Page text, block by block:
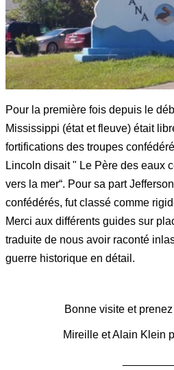
Pour la première fois depuis le
Mississippi (état et fleuve) était
fortifications des troupes
Lincoln disait " Le Père des eaux
vers la mer“. Pour sa part
confédérés, fut classé comme
Merci aux différents guides sur
traduite de nous avoir raconté
guerre historique en détail.
Bonne visite et
Mireille et Alain Klein